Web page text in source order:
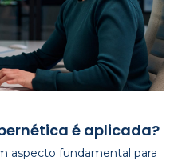
é aplicada?
aspecto fundamental para